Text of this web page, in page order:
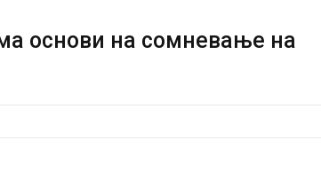
основи на сомневање на